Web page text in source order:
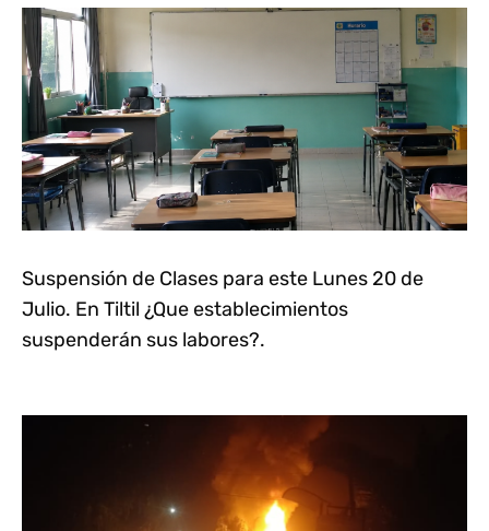
Suspensión de Clases para este Lunes 20 de
Julio. En Tiltil ¿Que establecimientos
suspenderán sus labores?.